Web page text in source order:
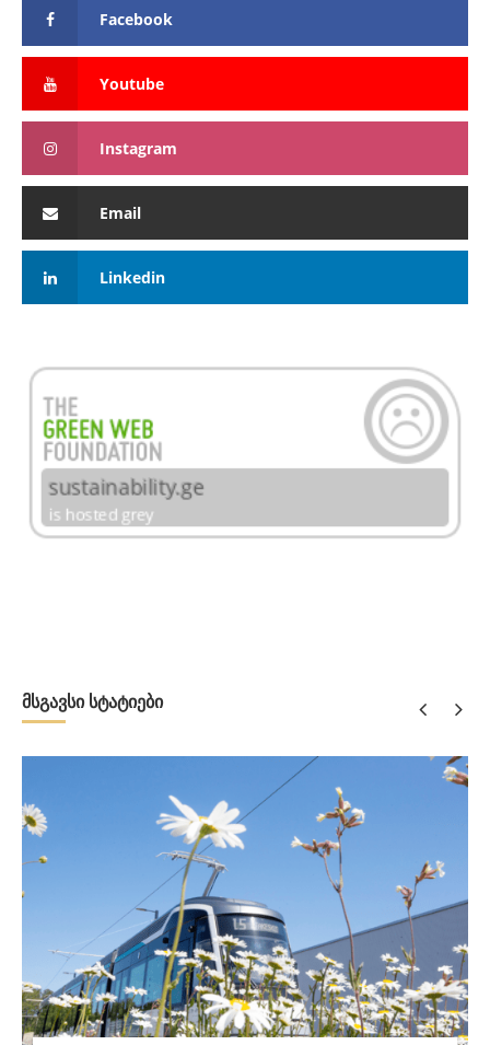
Facebook
Youtube
Instagram
Email
Linkedin
მსგავსი სტატიები